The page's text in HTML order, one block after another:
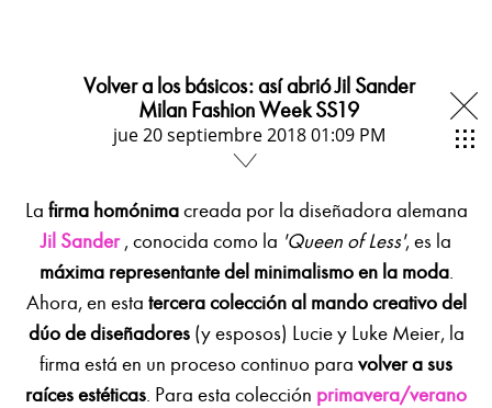
Volver a los básicos: así abrió Jil Sander
Milan Fashion Week SS19
jue 20 septiembre 2018 01:09 PM
La firma homónimacreada por la diseñadora alemana
Jil Sander , conocida como la 'Queen of Less', es la
máxima representante del minimalismo en la moda.
Ahora, en esta tercera colección al mando creativo del
dúo de diseñadores(y esposos) Lucie y Luke Meier, la
firma está en un proceso continuo para volver a sus
raíces estéticas. Para esta colección primavera/verano